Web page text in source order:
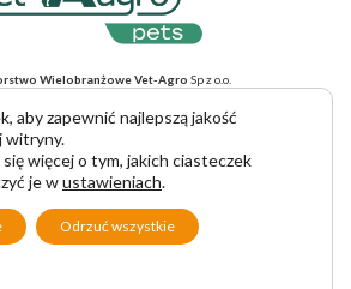
Wielobranżowe Vet-Agro Sp z o.o.
: ul. Mełgiewska 18, 20-234 Lublin
445 23 00, e-mail vet-agro@vet-agro.pl
www.vet-agro.pl
© 2025 VET-AGRO Sp. z o. o.
aby zapewnić najlepszą jakość
witryny.
więcej o tym, jakich ciasteczek
je wustawieniach.
Odrzuć wszystkie